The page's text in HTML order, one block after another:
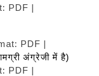
PDF |
PDF |
अंग्रेजी में है)
PDF |